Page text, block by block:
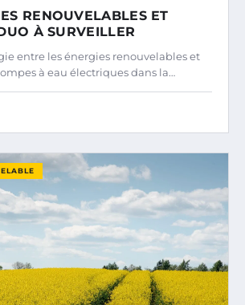
RENOUVELABLES ET
À SURVEILLER
entre les énergies renouvelables et
à eau électriques dans la…